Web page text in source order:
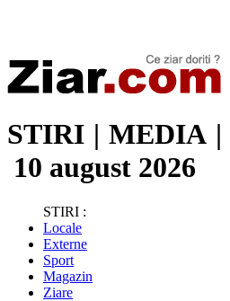
STIRI | MEDIA |
10 august 2026
STIRI :
Locale
Externe
Sport
Magazin
Ziare